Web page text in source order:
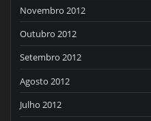
Novembro 2012
Outubro 2012
Setembro 2012
Agosto 2012
Julho 2012